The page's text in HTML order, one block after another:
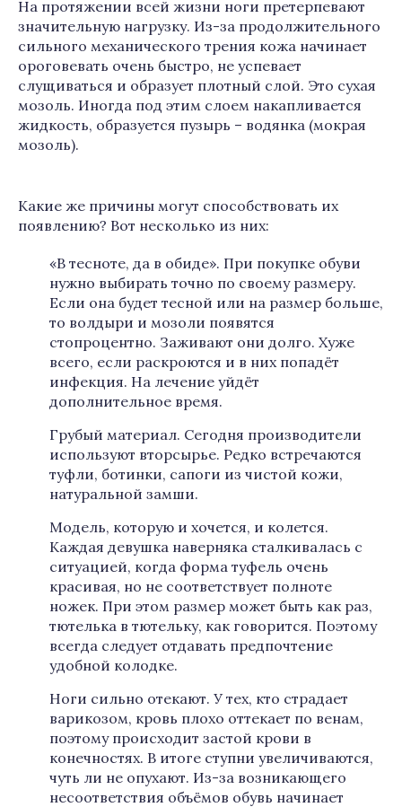
На протяжении всей жизни ноги претерпевают
значительную нагрузку. Из-за продолжительного
сильного механического трения кожа начинает
ороговевать очень быстро, не успевает
слущиваться и образует плотный слой. Это сухая
мозоль. Иногда под этим слоем накапливается
жидкость, образуется пузырь – водянка (мокрая
мозоль).
Какие же причины могут способствовать их
появлению? Вот несколько из них:
«В тесноте, да в обиде». При покупке обуви
нужно выбирать точно по своему размеру.
Если она будет тесной или на размер больше,
то волдыри и мозоли появятся
стопроцентно. Заживают они долго. Хуже
всего, если раскроются и в них попадёт
инфекция. На лечение уйдёт
дополнительное время.
Грубый материал. Сегодня производители
используют вторсырье. Редко встречаются
туфли, ботинки, сапоги из чистой кожи,
натуральной замши.
Модель, которую и хочется, и колется.
Каждая девушка наверняка сталкивалась с
ситуацией, когда форма туфель очень
красивая, но не соответствует полноте
ножек. При этом размер может быть как раз,
тютелька в тютельку, как говорится. Поэтому
всегда следует отдавать предпочтение
удобной колодке.
Ноги сильно отекают. У тех, кто страдает
варикозом, кровь плохо оттекает по венам,
поэтому происходит застой крови в
конечностях. В итоге ступни увеличиваются,
чуть ли не опухают. Из-за возникающего
несоответствия объёмов обувь начинает